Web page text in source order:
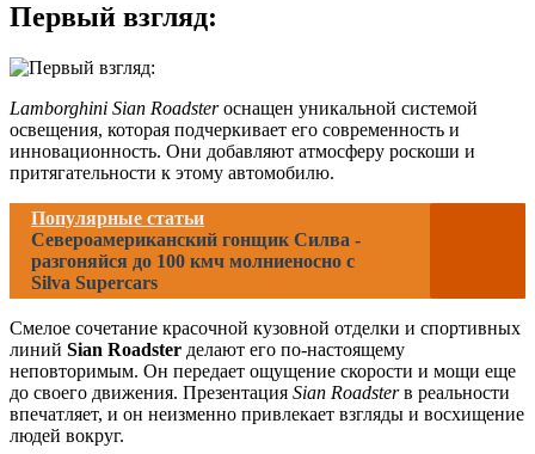
Первый взгляд:
Lamborghini Sian Roadsterоснащен уникальной системой
освещения, которая подчеркивает его современность и
инновационность. Они добавляют атмосферу роскоши и
притягательности к этому автомобилю.
Популярные статьи
Североамериканский гонщик Силва -
разгоняйся до 100 кмч молниеносно с
Silva Supercars
Смелое сочетание красочной кузовной отделки и спортивных
линий Sian Roadster делают его по-настоящему
неповторимым. Он передает ощущение скорости и мощи еще
до своего движения. Презентация Sian Roadsterв реальности
впечатляет, и он неизменно привлекает взгляды и восхищение
людей вокруг.